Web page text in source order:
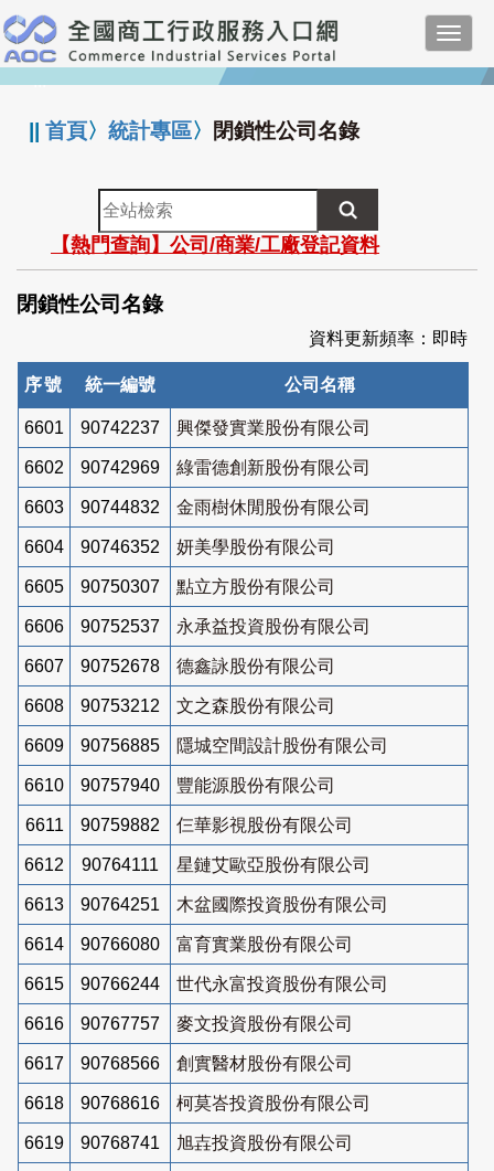
跳
到
主
要
:::
||首頁〉統計專區〉 閉鎖性公司名錄
全
站
檢
索
【熱門查詢】公司/商業/工廠登記資料
閉鎖性公司名錄
資料更新頻率：即時
序號 統一編號 公司名稱
6601 90742237 興傑發實業股份有限公司
6602 90742969 綠雷德創新股份有限公司
6603 90744832 金雨樹休閒股份有限公司
6604 90746352 妍美學股份有限公司
6605 90750307 點立方股份有限公司
6606 90752537 永承益投資股份有限公司
6607 90752678 德鑫詠股份有限公司
6608 90753212 文之森股份有限公司
6609 90756885 隱城空間設計股份有限公司
6610 90757940 豐能源股份有限公司
6611 90759882 仨華影視股份有限公司
6612 90764111 星鏈艾歐亞股份有限公司
6613 90764251 木盆國際投資股份有限公司
6614 90766080 富育實業股份有限公司
6615 90766244 世代永富投資股份有限公司
6616 90767757 麥文投資股份有限公司
6617 90768566 創實醫材股份有限公司
6618 90768616 柯莫峇投資股份有限公司
6619 90768741 旭壵投資股份有限公司